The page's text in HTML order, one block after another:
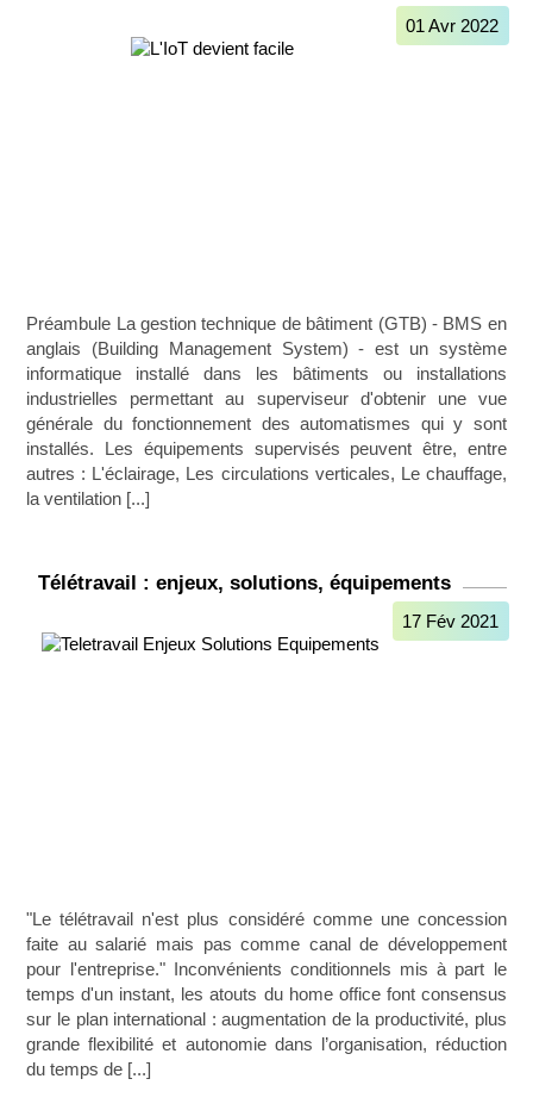
01 Avr 2022
Préambule La gestion technique de bâtiment (GTB) - BMS en
anglais (Building Management System) - est un système
informatique installé dans les bâtiments ou installations
industrielles permettant au superviseur d'obtenir une vue
générale du fonctionnement des automatismes qui y sont
installés. Les équipements supervisés peuvent être, entre
autres : L'éclairage, Les circulations verticales, Le chauffage,
la ventilation [...]
Télétravail : enjeux, solutions, équipements
17 Fév 2021
"Le télétravail n'est plus considéré comme une concession
faite au salarié mais pas comme canal de développement
pour l'entreprise." Inconvénients conditionnels mis à part le
temps d'un instant, les atouts du home office font consensus
sur le plan international : augmentation de la productivité, plus
grande flexibilité et autonomie dans l’organisation, réduction
du temps de [...]